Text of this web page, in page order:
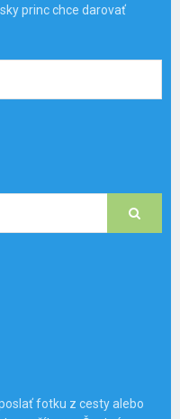
princ chce darovať
fotku z cesty alebo